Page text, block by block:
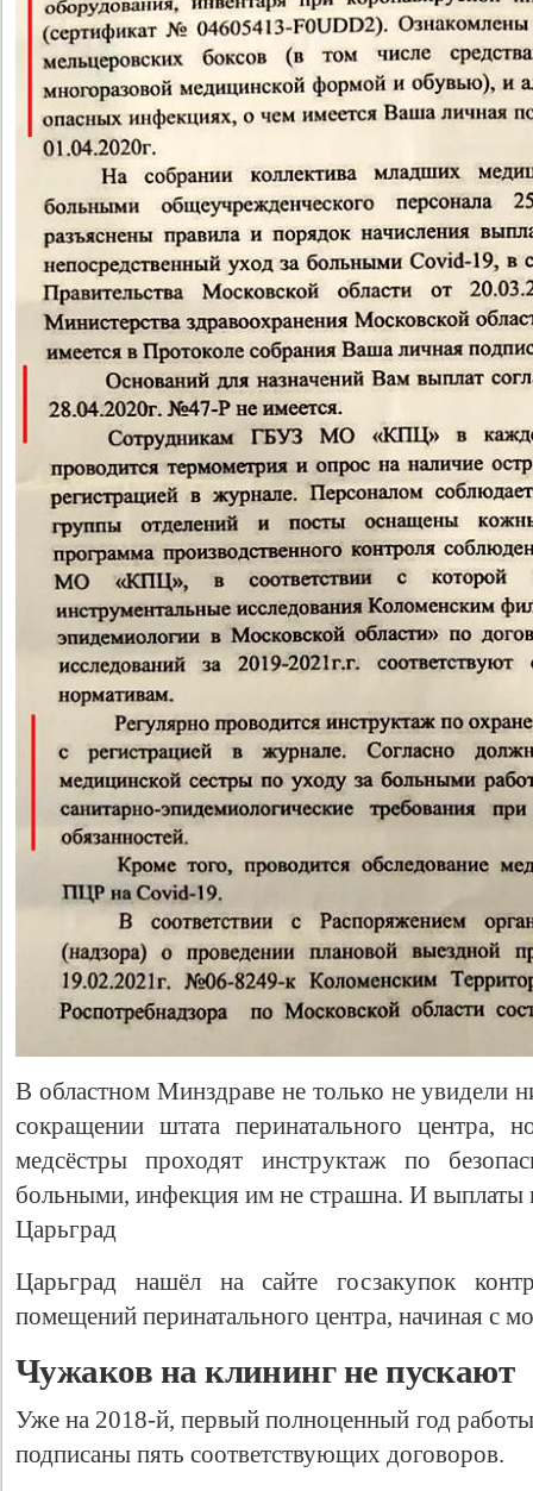
В областном Минздраве не только не увидели
сокращении штата перинатального
медсёстры проходят инструктаж по
больными, инфекция им не страшна. И выплаты
Царьград
Царьград нашёл на сайте госзакупок
помещений перинатального центра, начиная с
Чужаков на клининг не пускают
Уже на 2018-й, первый полноценный год
подписаны пять соответствующих договоров.